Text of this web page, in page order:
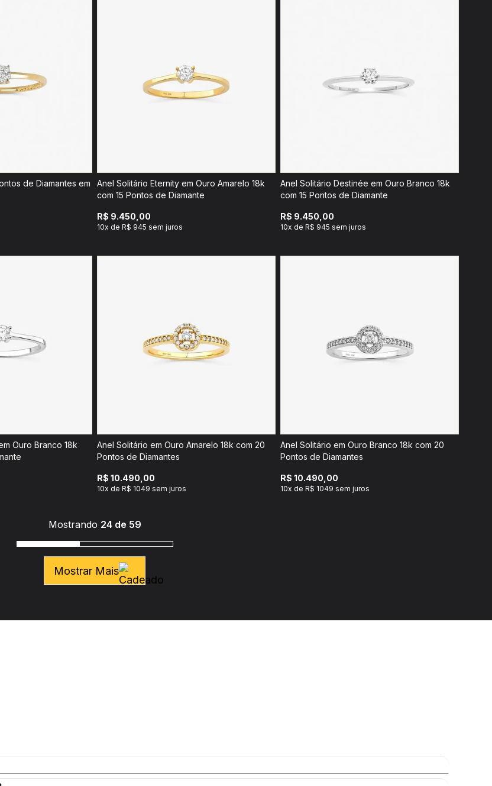
de Diamantes em
Anel Solitário Eternity em Ouro Amarelo 18k
com 15 Pontos de Diamante
R$ 9.450,00
10x de R$ 945 sem juros
Anel Solitário Destinée em Ouro Branco 18k
com 15 Pontos de Diamante
R$ 9.450,00
10x de R$ 945 sem juros
Ouro Branco 18k
Anel Solitário em Ouro Amarelo 18k com 20
Pontos de Diamantes
R$ 10.490,00
10x de R$ 1049 sem juros
Anel Solitário em Ouro Branco 18k com 20
Pontos de Diamantes
R$ 10.490,00
10x de R$ 1049 sem juros
Mostrando 24 de 59
Mostrar Mais